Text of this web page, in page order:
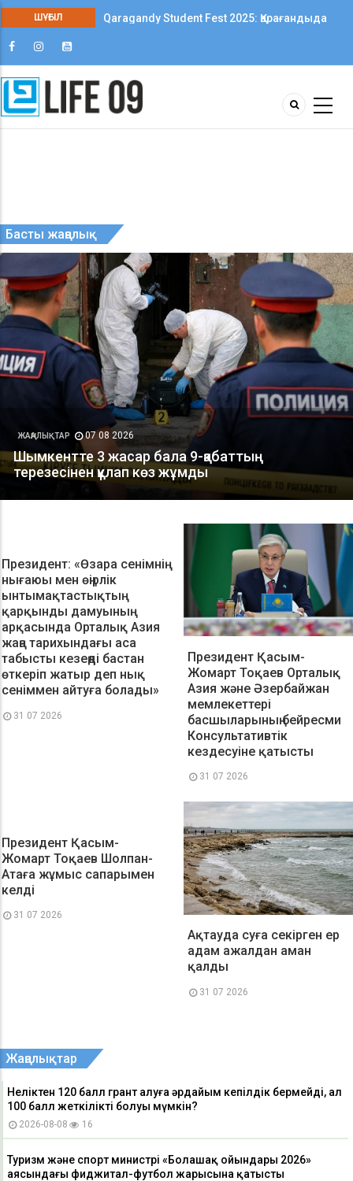
ШҰҒЫЛ
Qaragandy Student Fest 2025: Қарағандыда
Басты жаңалық
бар азық-түлік тауарларының бірқатары
арзандады
Президент: «Өзара сенімнің
нығаюы мен өңірлік
ынтымақтастықтың
қарқынды дамуының
арқасында Орталық Азия
жаңа тарихындағы аса
табысты кезеңді бастан
өткеріп жатыр деп нық
сеніммен айтуға болады»
31 07 2026
Президент Қасым-
Жомарт Тоқаев Орталық
Азия және Әзербайжан
мемлекеттері
басшыларының бейресми
Консультативтік
кездесуіне қатысты
31 07 2026
Президент Қасым-
Жомарт Тоқаев Шолпан-
Атаға жұмыс сапарымен
келді
31 07 2026
Ақтауда суға секірген ер
адам ажалдан аман
қалды
31 07 2026
Жаңалықтар
Неліктен 120 балл грант алуға әрдайым кепілдік бермейді, ал
100 балл жеткілікті болуы мүмкін?
2026-08-08 16
Туризм және спорт министрі «Болашақ ойындары 2026»
аясындағы фиджитал-футбол жарысына қатысты